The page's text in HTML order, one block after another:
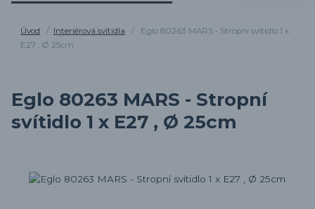
Úvod Interiérová svítidla
Eglo 80263 MARS - Stropní svítidlo 1 x
E27 , Ø 25cm
Eglo 80263 MARS - Stropní
svítidlo 1 x E27 , Ø 25cm